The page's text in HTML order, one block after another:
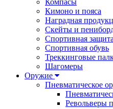
Компасы
Кимоно и пояса
Наградная
Скейты и
Спортивная
Спортивная обувь
Треккинговые
Шагомеры
Оружие
Пневматическое
Револьверы